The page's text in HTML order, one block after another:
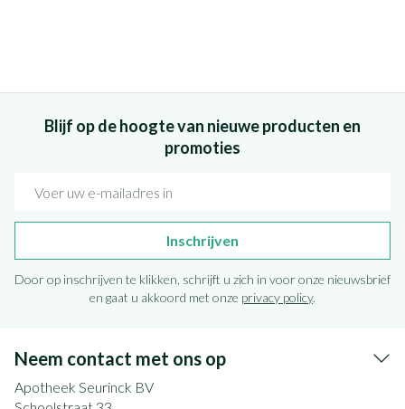
Blijf op de hoogte van nieuwe producten en
promoties
Inschrijven
Door op inschrijven te klikken, schrijft u zich in voor onze nieuwsbrief
en gaat u akkoord met onze privacy policy.
Neem contact met ons op
Apotheek Seurinck BV